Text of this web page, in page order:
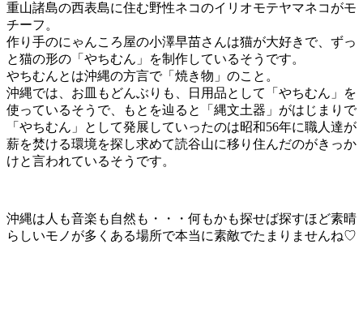
重山諸島の西表島に住む野性ネコのイリオモテヤマネコがモ
チーフ。
作り手のにゃんころ屋の小澤早苗さんは猫が大好きで、ずっ
と猫の形の「やちむん」を制作しているそうです。
やちむんとは沖縄の方言で「焼き物」のこと。
沖縄では、お皿もどんぶりも、日用品として「やちむん」を
使っているそうで、もとを辿ると「縄文土器」がはじまりで
「やちむん」として発展していったのは昭和56年に職人達が
薪を焚ける環境を探し求めて読谷山に移り住んだのがきっか
けと言われているそうです。
沖縄は人も音楽も自然も・・・何もかも探せば探すほど素晴
らしいモノが多くある場所で本当に素敵でたまりませんね♡